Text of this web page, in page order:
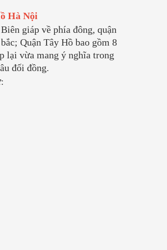
mà là báu vật
gia phong và
không...
Hà Nội
giáp về phía đông, quận
Quận Tây Hồ bao gồm 8
lại vừa mang ý nghĩa trong
đối đồng.